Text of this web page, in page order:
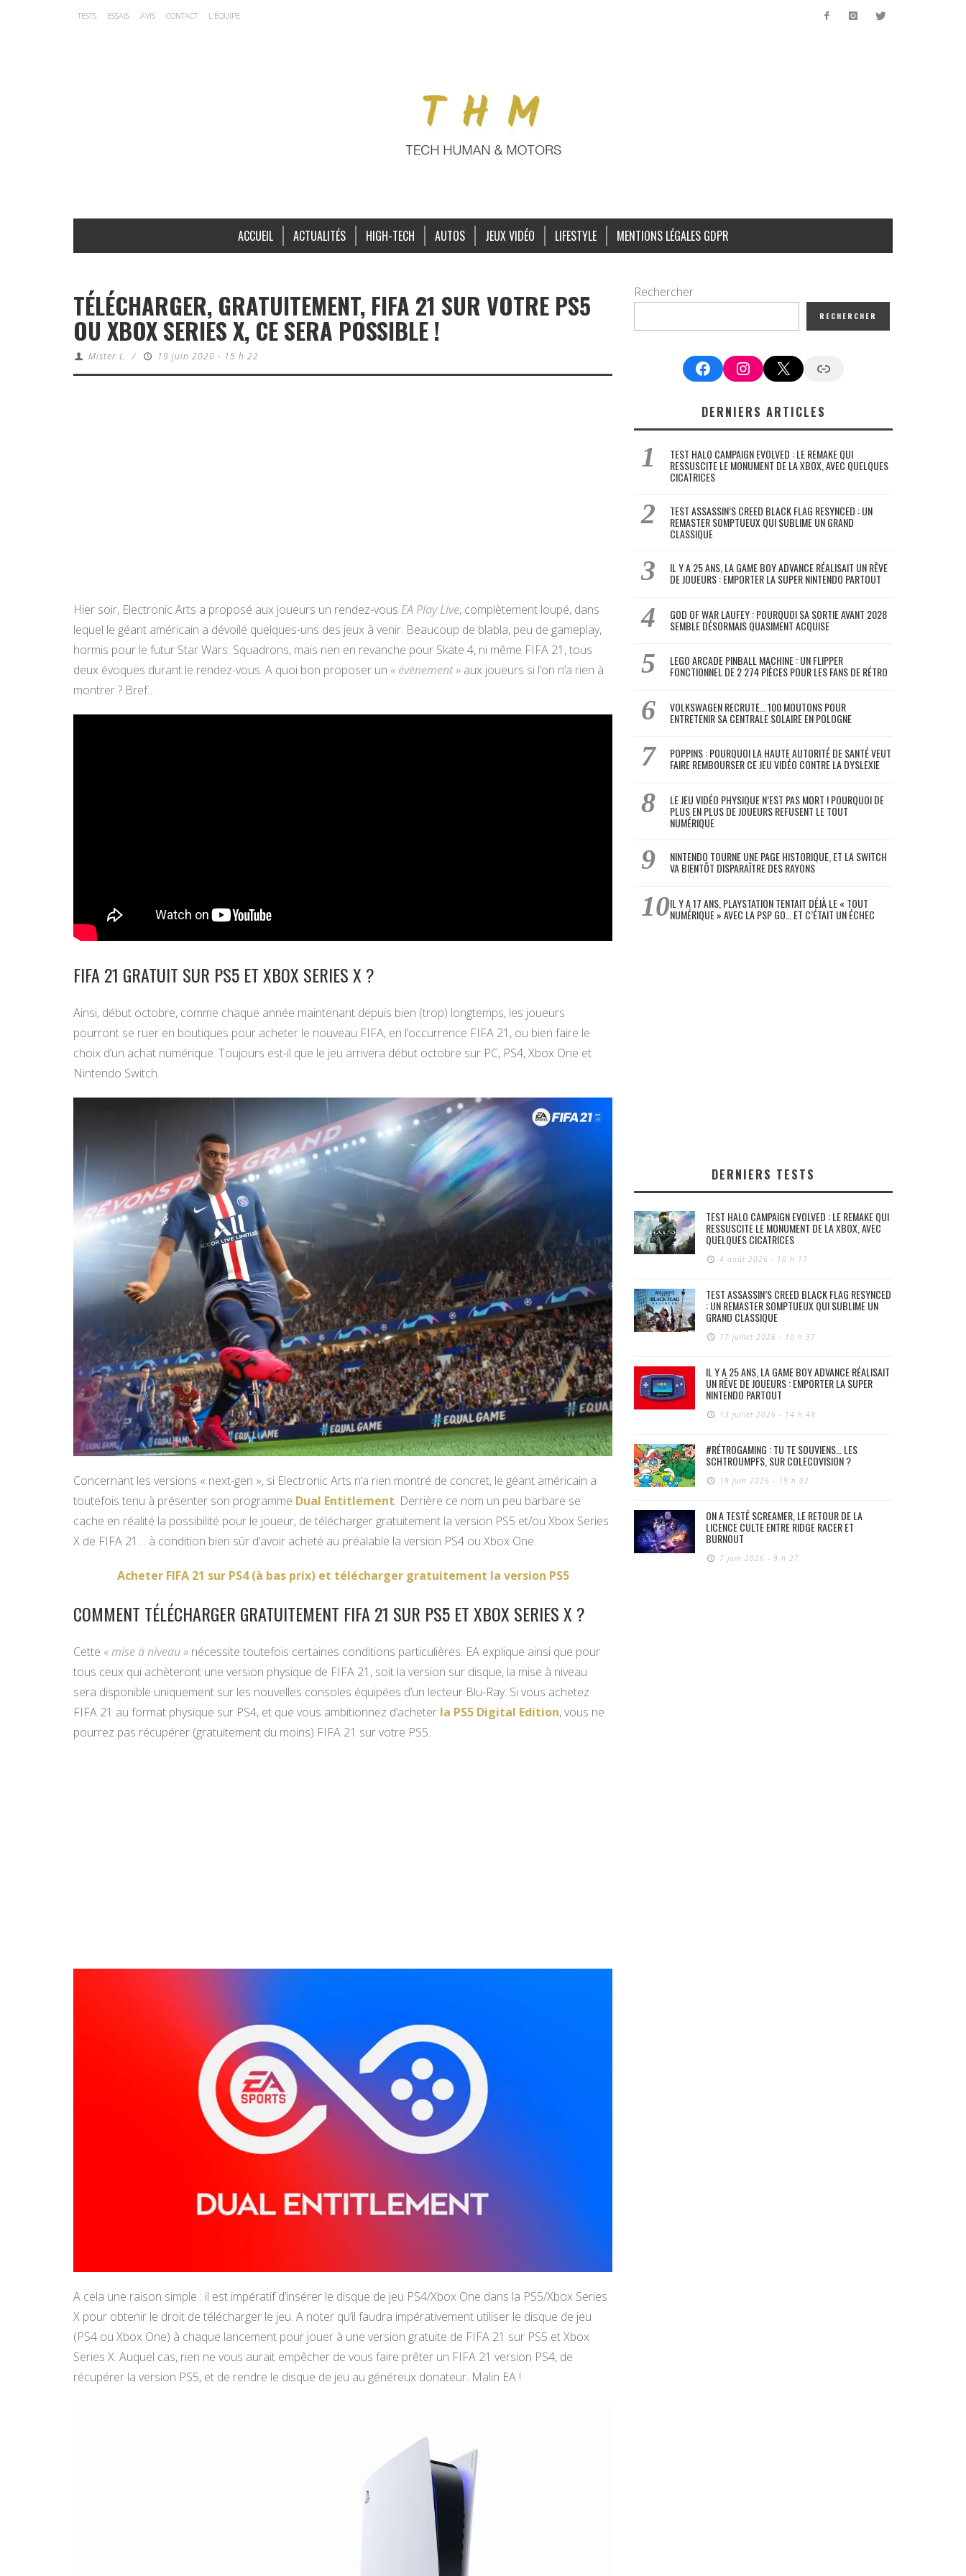
TESTS ESSAIS AVIS CONTACT L’ÉQUIPE
ACCUEIL ACTUALITÉS HIGH-TECH AUTOS JEUX VIDÉO LIFESTYLE MENTIONS LÉGALES GDPR
TÉLÉCHARGER, GRATUITEMENT, FIFA 21 SUR VOTRE PS5
OU XBOX SERIES X, CE SERA POSSIBLE !
Mister L. / 19 juin 2020 - 15 h 22
Hier soir, Electronic Arts a proposé aux joueurs un rendez-vous EA Play Live, complètement loupé, dans
lequel le géant américain a dévoilé quelques-uns des jeux à venir. Beaucoup de blabla, peu de gameplay,
hormis pour le futur Star Wars: Squadrons, mais rien en revanche pour Skate 4, ni même FIFA 21, tous
deux évoques durant le rendez-vous. A quoi bon proposer un « évènement » aux joueurs si l’on n’a rien à
montrer ? Bref…
FIFA 21 GRATUIT SUR PS5 ET XBOX SERIES X ?
Ainsi, début octobre, comme chaque année maintenant depuis bien (trop) longtemps, les joueurs
pourront se ruer en boutiques pour acheter le nouveau FIFA, en l’occurrence FIFA 21, ou bien faire le
choix d’un achat numérique. Toujours est-il que le jeu arrivera début octobre sur PC, PS4, Xbox One et
Nintendo Switch.
Concernant les versions « next-gen », si Electronic Arts n’a rien montré de concret, le géant américain a
toutefois tenu à présenter son programme Dual Entitlement. Derrière ce nom un peu barbare se
cache en réalité la possibilité pour le joueur, de télécharger gratuitement la version PS5 et/ou Xbox Series
X de FIFA 21… à condition bien sûr d’avoir acheté au préalable la version PS4 ou Xbox One.
Acheter FIFA 21 sur PS4 (à bas prix) et télécharger gratuitement la version PS5
COMMENT TÉLÉCHARGER GRATUITEMENT FIFA 21 SUR PS5 ET XBOX SERIES X ?
Cette « mise à niveau » nécessite toutefois certaines conditions particulières. EA explique ainsi que pour
tous ceux qui achèteront une version physique de FIFA 21, soit la version sur disque, la mise à niveau
sera disponible uniquement sur les nouvelles consoles équipées d’un lecteur Blu-Ray. Si vous achetez
FIFA 21 au format physique sur PS4, et que vous ambitionnez d’acheter la PS5 Digital Edition, vous ne
pourrez pas récupérer (gratuitement du moins) FIFA 21 sur votre PS5.
A cela une raison simple : il est impératif d’insérer le disque de jeu PS4/Xbox One dans la PS5/Xbox Series
X pour obtenir le droit de télécharger le jeu. A noter qu’il faudra impérativement utiliser le disque de jeu
(PS4 ou Xbox One) à chaque lancement pour jouer à une version gratuite de FIFA 21 sur PS5 et Xbox
Series X. Auquel cas, rien ne vous aurait empêcher de vous faire prêter un FIFA 21 version PS4, de
récupérer la version PS5, et de rendre le disque de jeu au généreux donateur. Malin EA !
Rechercher
RECHERCHER
FacebookInstagram
X Google News
DERNIERS ARTICLES
TEST HALO CAMPAIGN EVOLVED : LE REMAKE QUI
RESSUSCITE LE MONUMENT DE LA XBOX, AVEC QUELQUES
CICATRICES
TEST ASSASSIN’S CREED BLACK FLAG RESYNCED : UN
REMASTER SOMPTUEUX QUI SUBLIME UN GRAND
CLASSIQUE
IL Y A 25 ANS, LA GAME BOY ADVANCE RÉALISAIT UN RÊVE
DE JOUEURS : EMPORTER LA SUPER NINTENDO PARTOUT
GOD OF WAR LAUFEY : POURQUOI SA SORTIE AVANT 2028
SEMBLE DÉSORMAIS QUASIMENT ACQUISE
LEGO ARCADE PINBALL MACHINE : UN FLIPPER
FONCTIONNEL DE 2 274 PIÈCES POUR LES FANS DE RÉTRO
VOLKSWAGEN RECRUTE… 100 MOUTONS POUR
ENTRETENIR SA CENTRALE SOLAIRE EN POLOGNE
POPPINS : POURQUOI LA HAUTE AUTORITÉ DE SANTÉ VEUT
FAIRE REMBOURSER CE JEU VIDÉO CONTRE LA DYSLEXIE
LE JEU VIDÉO PHYSIQUE N’EST PAS MORT ! POURQUOI DE
PLUS EN PLUS DE JOUEURS REFUSENT LE TOUT
NUMÉRIQUE
NINTENDO TOURNE UNE PAGE HISTORIQUE, ET LA SWITCH
VA BIENTÔT DISPARAÎTRE DES RAYONS
IL Y A 17 ANS, PLAYSTATION TENTAIT DÉJÀ LE « TOUT
NUMÉRIQUE » AVEC LA PSP GO… ET C’ÉTAIT UN ÉCHEC
DERNIERS TESTS
TEST HALO CAMPAIGN EVOLVED : LE REMAKE QUI
RESSUSCITE LE MONUMENT DE LA XBOX, AVEC
QUELQUES CICATRICES
4 août 2026 - 10 h 17
TEST ASSASSIN’S CREED BLACK FLAG RESYNCED
: UN REMASTER SOMPTUEUX QUI SUBLIME UN
GRAND CLASSIQUE
17 juillet 2026 - 10 h 37
IL Y A 25 ANS, LA GAME BOY ADVANCE RÉALISAIT
UN RÊVE DE JOUEURS : EMPORTER LA SUPER
NINTENDO PARTOUT
13 juillet 2026 - 14 h 48
#RÉTROGAMING : TU TE SOUVIENS… LES
SCHTROUMPFS, SUR COLECOVISION ?
19 juin 2026 - 19 h 02
ON A TESTÉ SCREAMER, LE RETOUR DE LA
LICENCE CULTE ENTRE RIDGE RACER ET
BURNOUT
7 juin 2026 - 9 h 27